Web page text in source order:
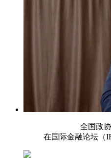
全国政
在国际金融论坛（